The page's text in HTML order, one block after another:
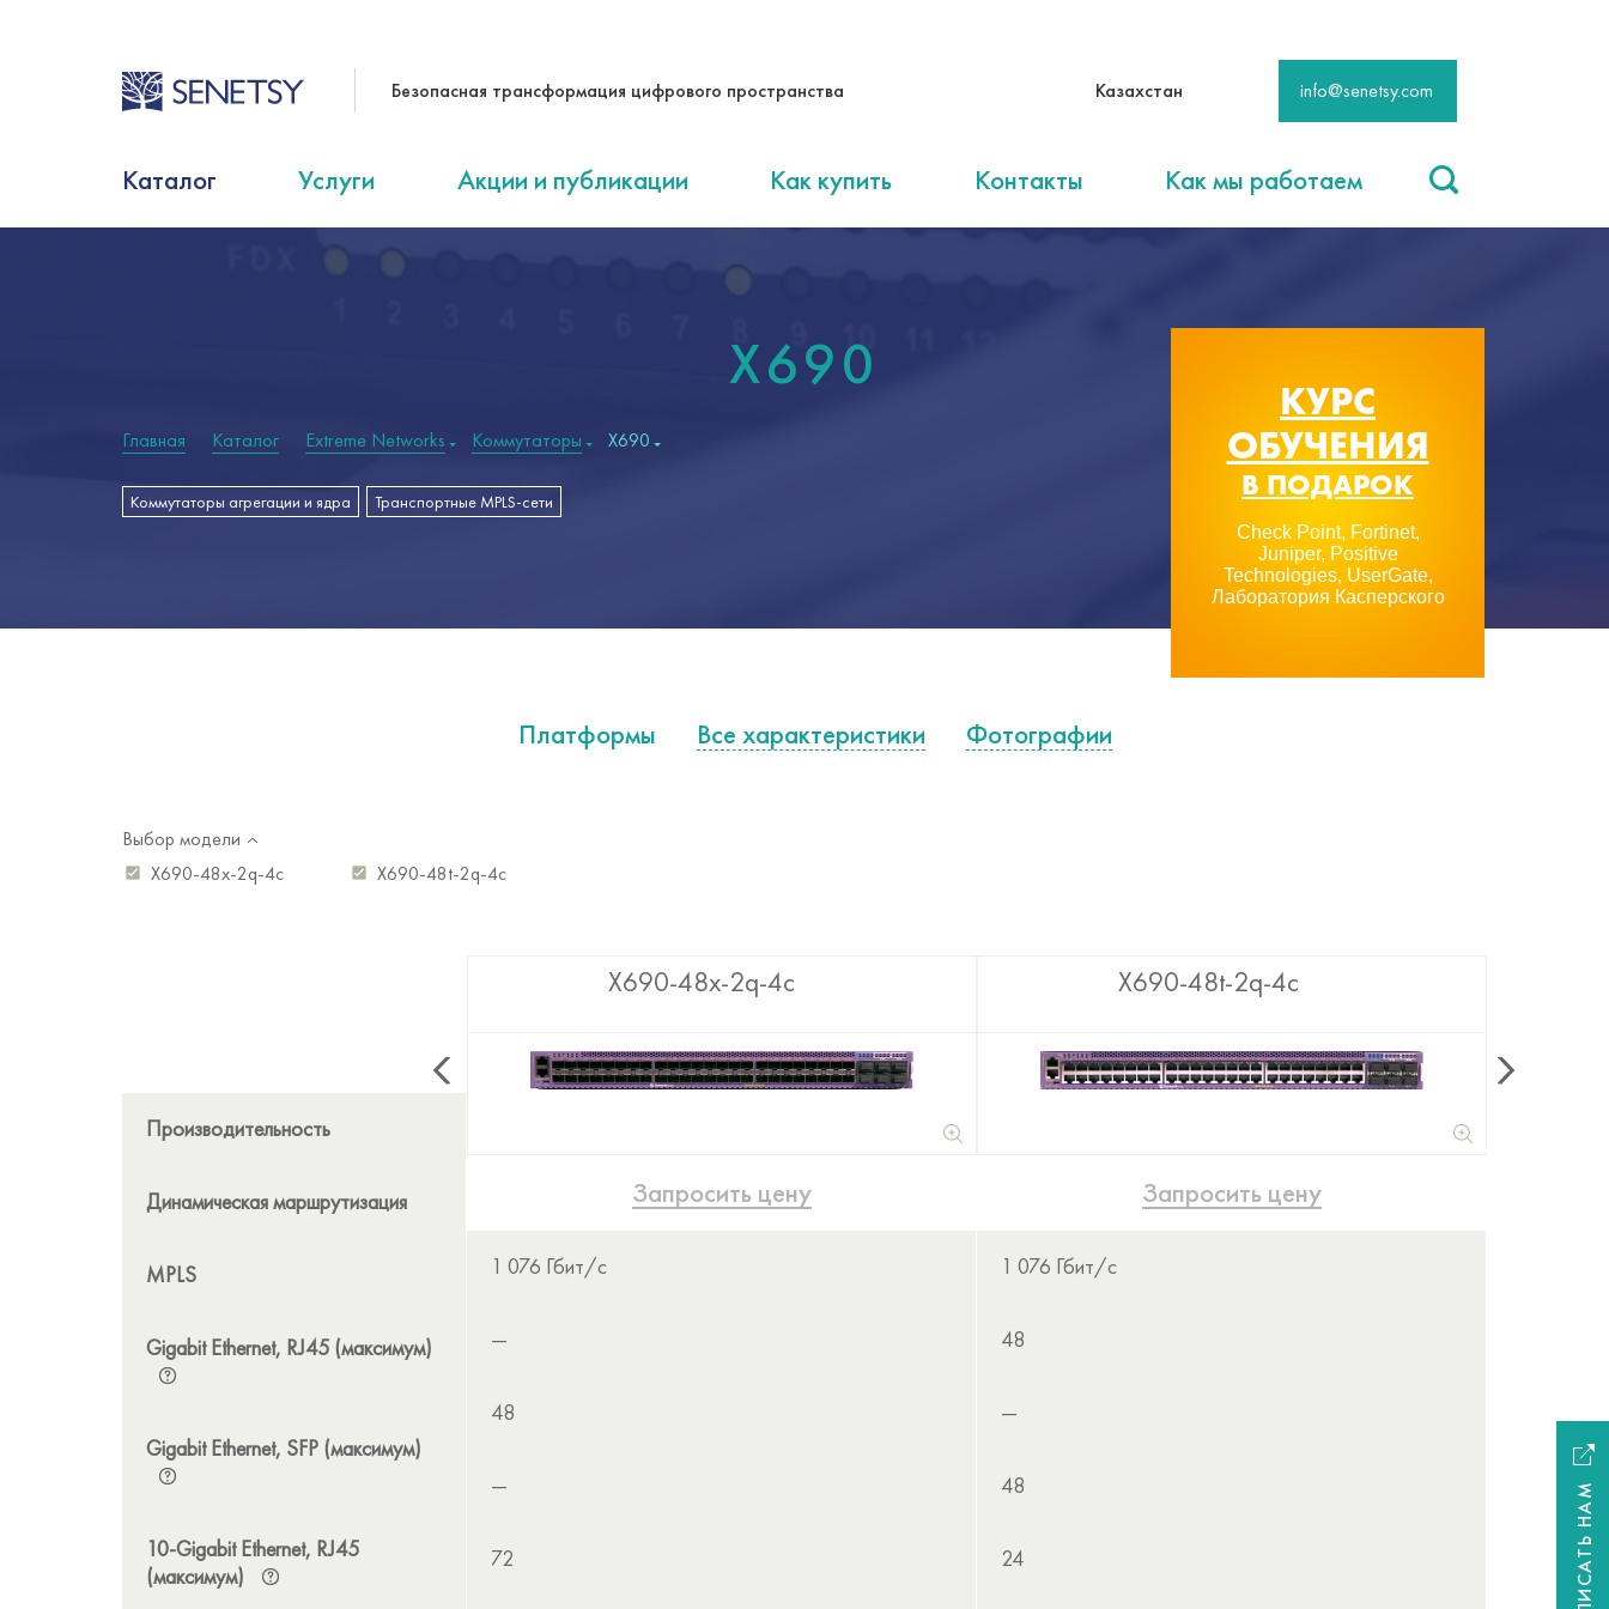
Безопасная трансформация цифрового пространства Казахстан info@senetsy.com
Каталог Услуги Акции и публикации Как купить Контакты Как мы работаем
X690
КУРС
ОБУЧЕНИЯ
В ПОДАРОК
Check Point, Fortinet,
Juniper, Positive
Technologies, UserGate,
Лаборатория Касперского
Главная Каталог Extreme Networks Коммутаторы X690
Коммутаторы агрегации и ядра Транспортные MPLS-сети
Платформы Все характеристики Фотографии
Выбор модели
X690-48x-2q-4c
X690-48t-2q-4c
Производительность
Динамическая маршрутизация
MPLS
Gigabit Ethernet, RJ45 (максимум)
Gigabit Ethernet, SFP (максимум)
10-Gigabit Ethernet, RJ45
(максимум)
X690-48x-2q-4c
Запросить цену
1 076 Гбит/с
—
48
—
72
X690-48t-2q-4c
Запросить цену
1 076 Гбит/с
48
—
48
24 НАПИСАТЬ НАМ